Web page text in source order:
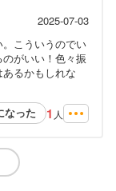
2025-07-03
こういうのでい
がいい！色々振
るかもしれな
なった
1 人